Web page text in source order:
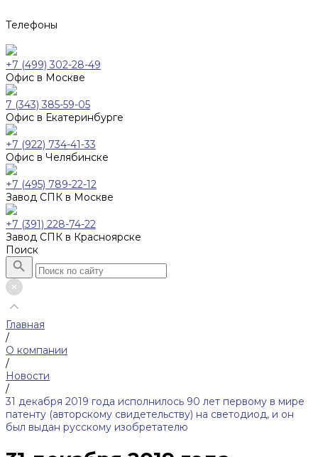
Телефоны
+7 (499) 302-28-49
Офис в Москве
7 (343) 385-59-05
Офис в Екатеринбурге
+7 (922) 734-41-33
Офис в Челябинске
+7 (495) 789-22-12
Завод СПК в Москве
+7 (391) 228-74-22
Завод СПК в Красноярске
Поиск
Главная
/
О компании
/
Новости
/
31 декабря 2019 года исполнилось 90 лет первому в мире
патенту (авторскому свидетельству) на светодиод, и он
был выдан русскому изобретателю